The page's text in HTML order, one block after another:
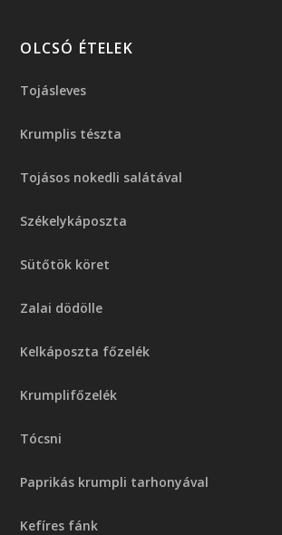
OLCSÓ ÉTELEK
Tojásleves
Krumplis tészta
Tojásos nokedli salátával
Székelykáposzta
Sütőtök köret
Zalai dödölle
Kelkáposzta főzelék
Krumplifőzelék
Tócsni
Paprikás krumpli tarhonyával
Kefíres fánk